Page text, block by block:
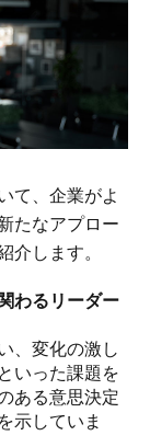
て、企業がよ
たなアプロー
介します。
わるリーダー
、変化の激し
いった課題を
ある意思決定
示していま